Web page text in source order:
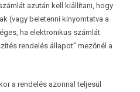
azután kell kiállítani, hogy
(vagy beletenni kinyomtatva a
ha elektronikus számlát
rendelés állapot” mezőnél a
a rendelés azonnal teljesül